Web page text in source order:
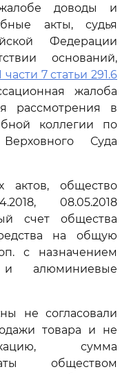
доводы и
акты, судья
Федерации
оснований,
части 7 статьи 291.6
жалоба
рассмотрения в
коллегии по
Суда
актов, общество
08.05.2018
счет общества
на общую
с назначением
алюминиевые
не согласовали
товара и не
сумма
обществом